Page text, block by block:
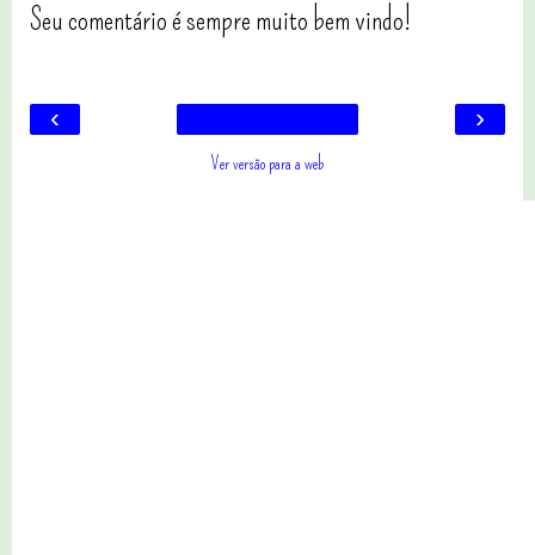
Seu comentário é sempre muito bem vindo!
‹ ›
Ver versão para a web